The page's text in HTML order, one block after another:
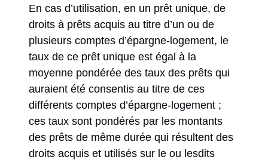
En cas d’utilisation, en un prêt unique, de
droits à prêts acquis au titre d’un ou de
plusieurs comptes d’épargne-logement, le
taux de ce prêt unique est égal à la
moyenne pondérée des taux des prêts qui
auraient été consentis au titre de ces
différents comptes d’épargne-logement ;
ces taux sont pondérés par les montants
des prêts de même durée qui résultent des
droits acquis et utilisés sur le ou lesdits